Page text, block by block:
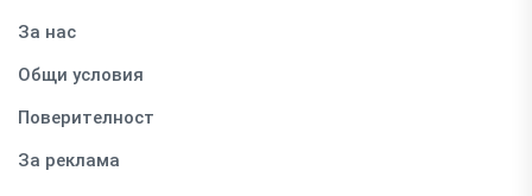
За нас
Общи условия
Поверителност
За реклама